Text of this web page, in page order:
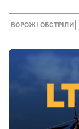
ВОРОЖІ ОБСТРІЛИ